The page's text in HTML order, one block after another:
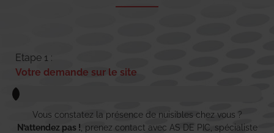
Etape 1 :
Votre demande sur le site
Vous constatez la présence de nuisibles chez vous ?
N’attendez pas ! , prenez contact avec AS DE PIC, spécialiste